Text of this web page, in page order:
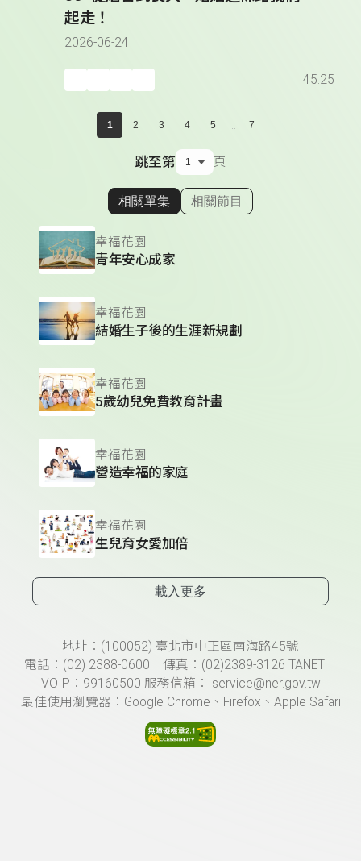
起走！
2026-06-24
45:25
1 2 3 4 5 ... 7
跳至第 頁
顯示相關單集
相關單集 相關節目
幸福花園
青年安心成家
幸福花園
結婚生子後的生涯新規劃
幸福花園
5歲幼兒免費教育計畫
幸福花園
營造幸福的家庭
幸福花園
生兒育女愛加倍
載入更多
頁尾資訊地址：(100052) 臺北市中正區南海路45號
電話：(02) 2388-0600 傳真：(02)2389-3126 TANET
VOIP：99160500 服務信箱： service@ner.gov.tw
最佳使用瀏覽器：Google Chrome、Firefox、Apple Safari